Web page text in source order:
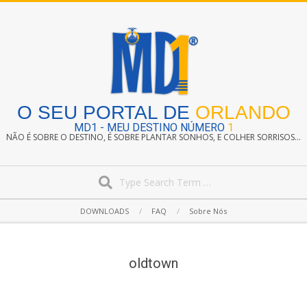
O SEU PORTAL DE ORLANDO
MD1 - MEU DESTINO NÚMERO 1
NÃO É SOBRE O DESTINO, É SOBRE PLANTAR SONHOS, E COLHER SORRISOS...
Navigation
DOWNLOADS FAQ Sobre Nós
oldtown